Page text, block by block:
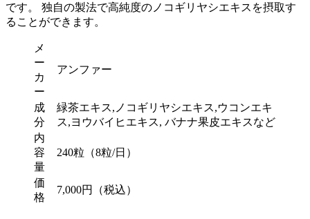
です。 独自の製法で高純度のノコギリヤシエキスを摂取す
ることができます。
メ
ー
カ
ー
アンファー
成
分
緑茶エキス,ノコギリヤシエキス,ウコンエキ
ス,ヨウバイヒエキス, バナナ果皮エキスなど
内
容
量
240粒（8粒/日）
価
格
7,000円（税込）